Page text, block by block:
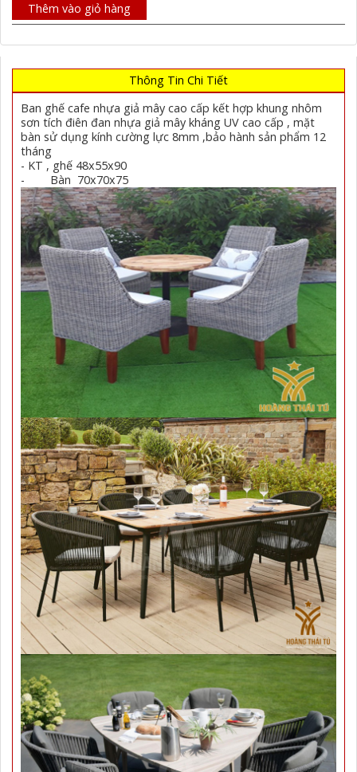
Thêm vào giỏ hàng
Thông Tin Chi Tiết
Ban ghế cafe nhựa giả mây cao cấp kết hợp khung nhôm
sơn tích điên đan nhựa giả mây kháng UV cao cấp , mặt
bàn sử dụng kính cường lực 8mm ,bảo hành sản phẩm 12
tháng
- KT , ghế 48x55x90
- Bàn 70x70x75